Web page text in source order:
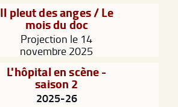
Il pleut des anges / Le
mois du doc
Projection le 14
novembre 2025
L'hôpital en scène -
saison 2
2025-26